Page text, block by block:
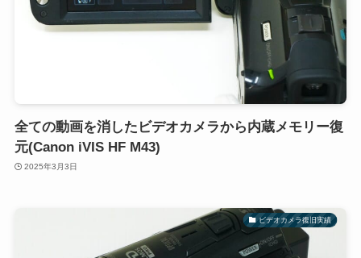
全ての動画を消したビデオカメラから内蔵メモリー復
元(Canon iVIS HF M43)
2025年3月3日
ビデオカメラ復旧実績